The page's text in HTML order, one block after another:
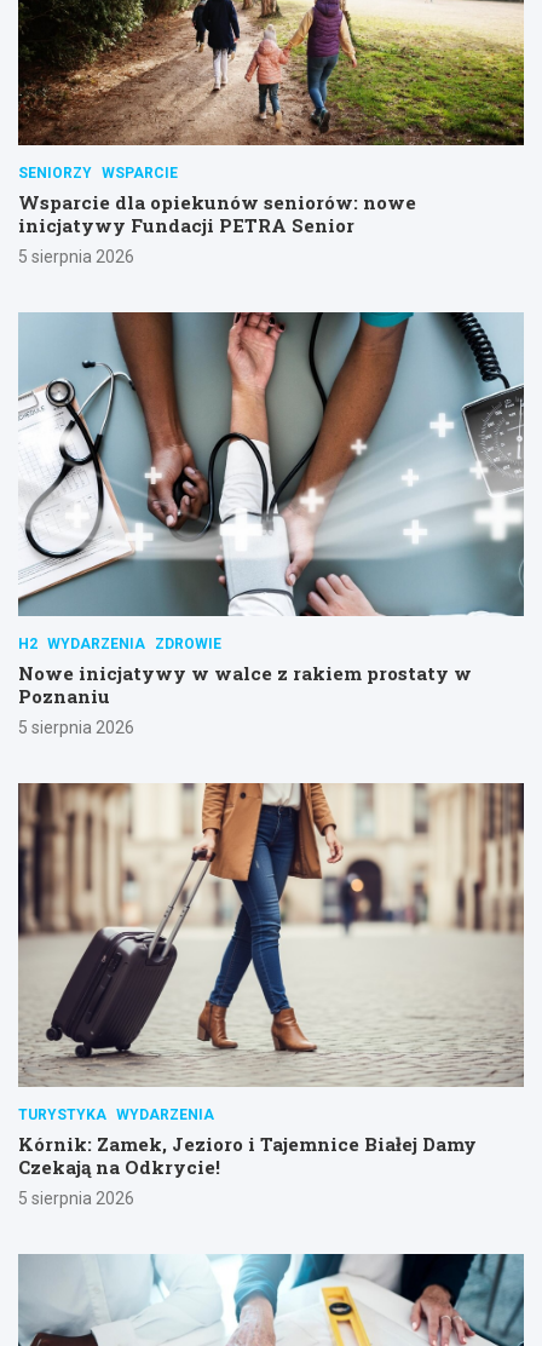
SENIORZY WSPARCIE
Wsparcie dla opiekunów seniorów: nowe
inicjatywy Fundacji PETRA Senior
5 sierpnia 2026
H2 WYDARZENIA ZDROWIE
Nowe inicjatywy w walce z rakiem prostaty w
Poznaniu
5 sierpnia 2026
TURYSTYKA WYDARZENIA
Kórnik: Zamek, Jezioro i Tajemnice Białej Damy
Czekają na Odkrycie!
5 sierpnia 2026